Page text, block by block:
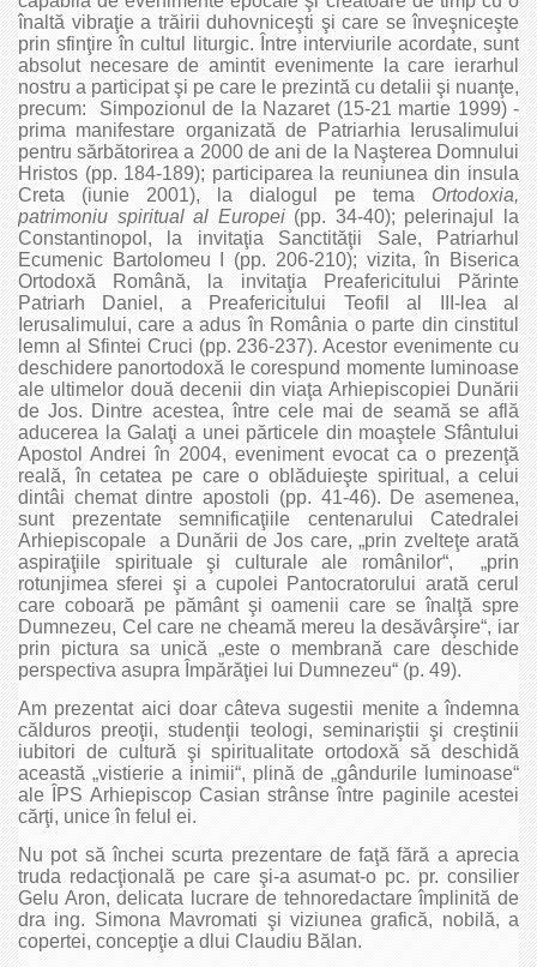
înaltă vibraţie a trăirii duhovniceşti şi care se înveşniceşte
prin sfinţire în cultul liturgic. Între interviurile acordate, sunt
absolut necesare de amintit evenimente la care ierarhul
nostru a participat şi pe care le prezintă cu detalii şi nuanţe,
precum: Simpozionul de la Nazaret (15‑21 martie 1999) ‑
prima manifestare organizată de Patriarhia Ierusalimului
pentru sărbătorirea a 2000 de ani de la Naşterea Domnului
Hristos (pp. 184‑189); participarea la reuniunea din insula
Creta (iunie 2001), la dialogul pe tema Ortodoxia,
patrimoniu spiritual al Europei(pp. 34‑40); pelerinajul la
Constantinopol, la invitaţia Sanctităţii Sale, Patriarhul
Ecumenic Bartolomeu I (pp. 206‑210); vizita, în Biserica
Ortodoxă Română, la invitaţia Preafericitului Părinte
Patriarh Daniel, a Preafericitului Teofil al III‑lea al
Ierusalimului, care a adus în România o parte din cinstitul
lemn al Sfintei Cruci (pp. 236‑237). Acestor evenimente cu
deschidere panortodoxă le corespund momente luminoase
ale ultimelor două decenii din viaţa Arhiepiscopiei Dunării
de Jos. Dintre acestea, între cele mai de seamă se află
aducerea la Galaţi a unei părticele din moaştele Sfântului
Apostol Andrei în 2004, eveniment evocat ca o prezenţă
reală, în cetatea pe care o oblăduieşte spiritual, a celui
dintâi chemat dintre apostoli (pp. 41‑46). De asemenea,
sunt prezentate semnificaţiile centenarului Catedralei
Arhiepiscopale a Dunării de Jos care, „prin zvelteţe arată
aspiraţiile spirituale şi culturale ale românilor“, „prin
rotunjimea sferei şi a cupolei Pantocratorului arată cerul
care coboară pe pământ şi oamenii care se înalţă spre
Dumnezeu, Cel care ne cheamă mereu la desăvârşire“, iar
prin pictura sa unică „este o membrană care deschide
perspectiva asupra Împărăţiei lui Dumnezeu“ (p. 49).
Am prezentat aici doar câteva sugestii menite a îndemna
călduros preoţii, studenţii teologi, seminariştii şi creştinii
iubitori de cultură şi spiritualitate ortodoxă să deschidă
această „vistierie a inimii“, plină de „gândurile luminoase“
ale ÎPS Arhiepiscop Casian strânse între paginile acestei
cărţi, unice în felul ei.
Nu pot să închei scurta prezentare de faţă fără a aprecia
truda redacţională pe care şi‑a asumat‑o pc. pr. consilier
Gelu Aron, delicata lucrare de tehnoredactare împlinită de
dra ing. Simona Mavromati şi viziunea grafică, nobilă, a
copertei, concepţie a dlui Claudiu Bălan.